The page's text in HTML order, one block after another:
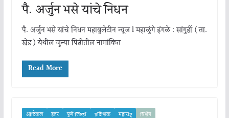
पै. अर्जुन भसे यांचे निधन
पै. अर्जुन भसे यांचे निधन महाबुलेटीन न्यूज l महाळुंगे इंगळे : सांगुर्डी ( ता.
खेड ) येथील जुन्या पिढीतील नामांकित
Read More
आर्टिकल इतर पुणे जिल्हा प्रादेशिक महाराष्ट्र विशेष